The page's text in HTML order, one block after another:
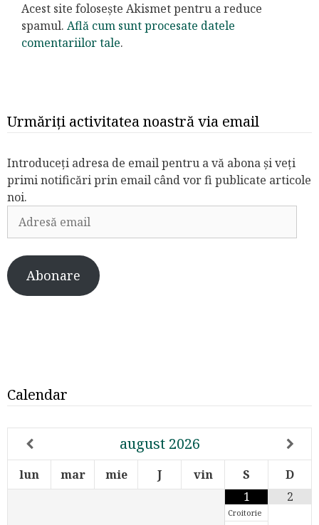
Acest site folosește Akismet pentru a reduce
spamul. Află cum sunt procesate datele
comentariilor tale.
Urmăriți activitatea noastră via email
Introduceți adresa de email pentru a vă abona și veți
primi notificări prin email când vor fi publicate articole
noi.
Adresă
email
Abonare
Calendar
august 2026
lun mar mie J vin S
D
1
Croitorie
2